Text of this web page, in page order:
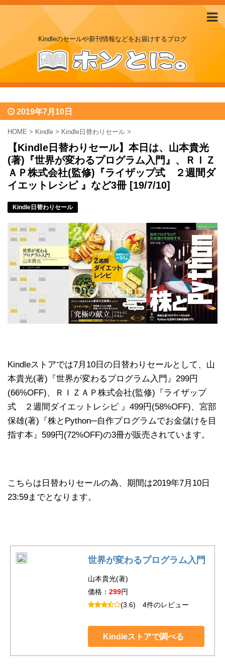
Kindleのセールや新刊情報などをお届けするブログ
2019年7月10日
HOME > Kindle > Kindle日替わりセール >
【Kindle日替わりセール】本日は、山本貴光
(著)『世界が変わるプログラム入門』、ＲＩＺ
ＡＰ株式会社(監修)『ライザップ式 ２週間ダ
イエットレシピ 』など3冊 [19/7/10]
Kindle日替わりセール
Kindleストアでは7月10日の日替わりセールとして、山
本貴光(著)『世界が変わるプログラム入門』299円
(66%OFF)、ＲＩＺＡＰ株式会社(監修)『ライザップ
式 ２週間ダイエットレシピ 』499円(58%OFF)、宮部
保雄(著)『株とPython─自作プログラムでお金儲けを目
指す本』599円(72%OFF)の3冊が販売されています。
こちらは日替わりセールの為、期間は2019年7月10日
23:59までとなります。
世界が変わるプログラム入門
山本貴光(著)
価格： 299円
(3.6) 4件のレビュー
Kindleストアで調べる